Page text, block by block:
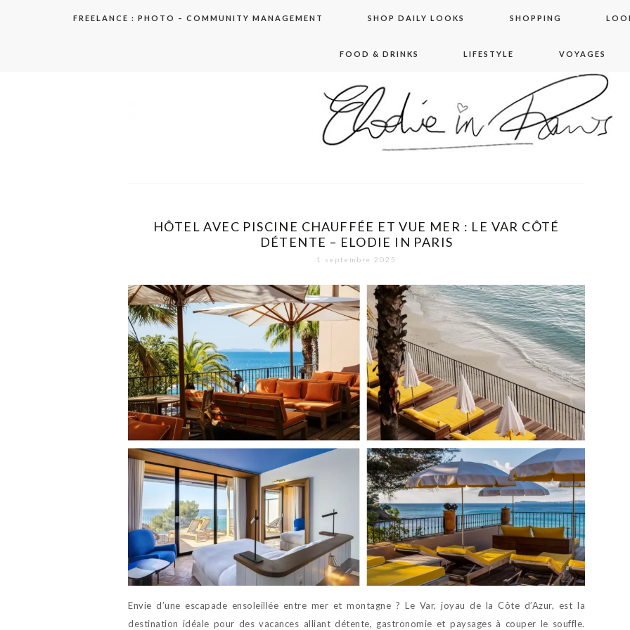
FREELANCE : PHOTO – COMMUNITY MANAGEMENT SHOP DAILY LOOKS SHOPPING
FOOD & DRINKS LIFESTYLE VOYAGES
elodie in paris
HÔTEL AVEC PISCINE CHAUFFÉE ET VUE MER : LE VAR CÔTÉ
DÉTENTE – ELODIE IN PARIS
1 septembre 2025
Envie d’une escapade ensoleillée entre mer et montagne ? Le Var, joyau de la Côte d’Azur, est la
destination idéale pour des vacances alliant détente, gastronomie et paysages à couper le souffle.